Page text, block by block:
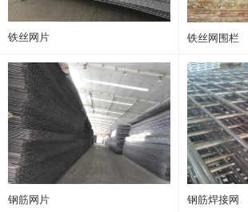
铁丝网片 铁丝网围栏
钢筋网片 钢筋焊接网